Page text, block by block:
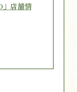
」店舗情